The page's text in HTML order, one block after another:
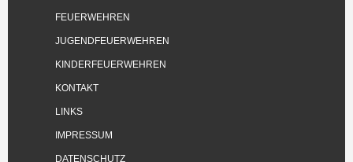
FEUERWEHREN
JUGENDFEUERWEHREN
KINDERFEUERWEHREN
KONTAKT
LINKS
IMPRESSUM
DATENSCHUTZ